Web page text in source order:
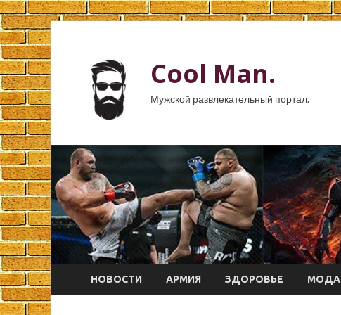
Cool Man.
Мужской развлекательный портал.
НОВОСТИ АРМИЯ ЗДОРОВЬЕ МОДА